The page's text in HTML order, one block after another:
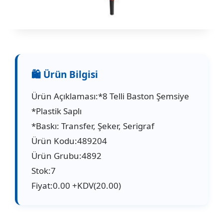
Ürün Açıklaması:*8 Telli Baston Şemsiye
*Plastik Saplı
*Baskı: Transfer, Şeker, Serigraf
Ürün Kodu:489204
Ürün Grubu:4892
Stok:7
Fiyat:0.00 +KDV(20.00)